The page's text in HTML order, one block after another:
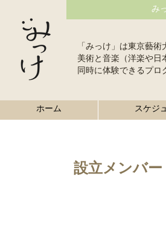
み
「みっけ」は東京藝
美術と音楽（洋楽や
同時に体験できるプ
ホーム スケジ
設立メンバー